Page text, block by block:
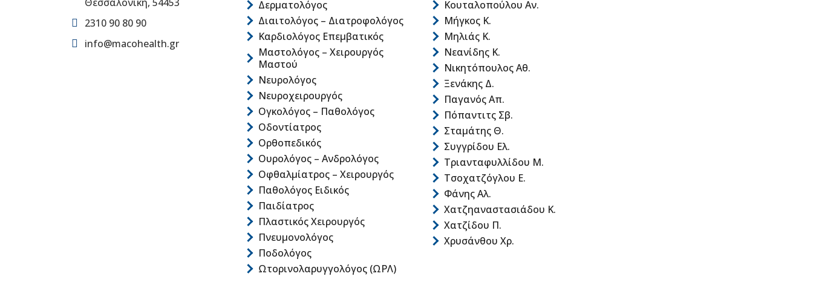
2310 90 80 90
info@macohealth.gr
Δερματολόγος
Διαιτολόγος – Διατροφολόγος
Καρδιολόγος Επεμβατικός
Μαστολόγος – Χειρουργός
Μαστού
Νευρολόγος
Νευροχειρουργός
Ογκολόγος – Παθολόγος
Οδοντίατρος
Ορθοπεδικός
Ουρολόγος – Ανδρολόγος
Οφθαλμίατρος – Χειρουργός
Παθολόγος Ειδικός
Παιδίατρος
Πλαστικός Χειρουργός
Πνευμονολόγος
Ποδολόγος
Ωτορινολαρυγγολόγος (ΩΡΛ)
Κουταλοπούλου Αν.
Μήγκος Κ.
Μηλιάς Κ.
Νεανίδης Κ.
Νικητόπουλος Αθ.
Ξενάκης Δ.
Παγανός Απ.
Πόπαντιτς Σβ.
Σταμάτης Θ.
Συγγρίδου Ελ.
Τριανταφυλλίδου Μ.
Τσοχατζόγλου Ε.
Φάνης Αλ.
Χατζηαναστασιάδου Κ.
Χατζίδου Π.
Χρυσάνθου Χρ.